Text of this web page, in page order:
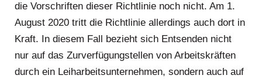
die Vorschriften dieser Richtlinie noch nicht. Am 1.
August 2020 tritt die Richtlinie allerdings auch dort in
Kraft. In diesem Fall bezieht sich Entsenden nicht
nur auf das Zurverfügungstellen von Arbeitskräften
durch ein Leiharbeitsunternehmen, sondern auch auf